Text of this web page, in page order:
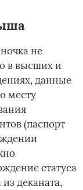
не
в высших и
данные
месту
(паспорт
статуса
деканата,